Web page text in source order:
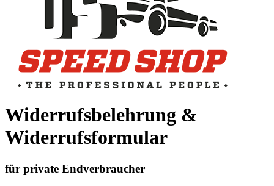
Widerrufsbelehrung &
Widerrufsformular
für private Endverbraucher